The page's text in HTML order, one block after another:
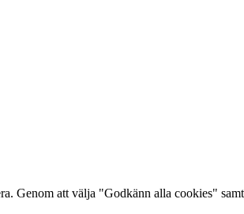
Genom att välja "Godkänn alla cookies"